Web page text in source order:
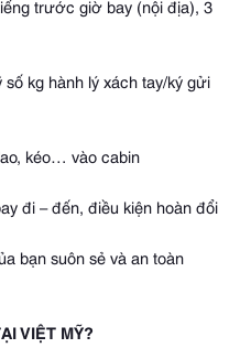
trước giờ bay (nội địa), 3
kg hành lý xách tay/ký gửi
kéo… vào cabin
đi – đến, điều kiện hoàn đổi
bạn suôn sẻ và an toàn
VIỆT MỸ?